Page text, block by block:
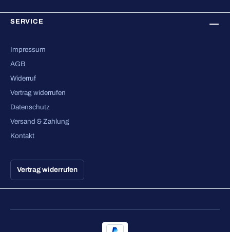
SERVICE
Impressum
AGB
Widerruf
Vertrag widerrufen
Datenschutz
Versand & Zahlung
Kontakt
Vertrag widerrufen